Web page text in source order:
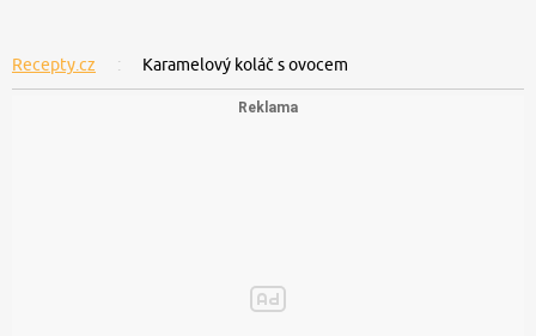
Recepty.cz Karamelový koláč s ovocem